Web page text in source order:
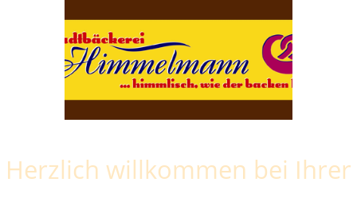
Herzlich willkommen bei Ihrer